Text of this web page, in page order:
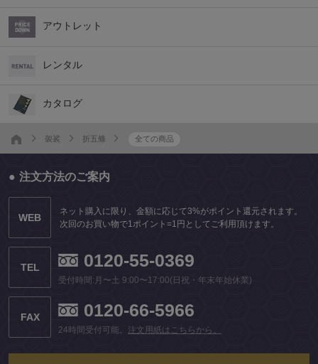
アウトレット
レンタル
カタログ
袈裟 折五條 全ての商品
注文方法のご案内
WEB
ネット購入に限り、金額に応じて3%がポイント還元されます。
次回のお買い物で1ポイント=1円としてご利用頂けます。
TEL 0120-55-0369
受付時間:月〜土 9:00〜17:00(日祝・年末年始休業)
FAX 0120-66-5966
24時間受付可能。 注文用紙はこちらから。